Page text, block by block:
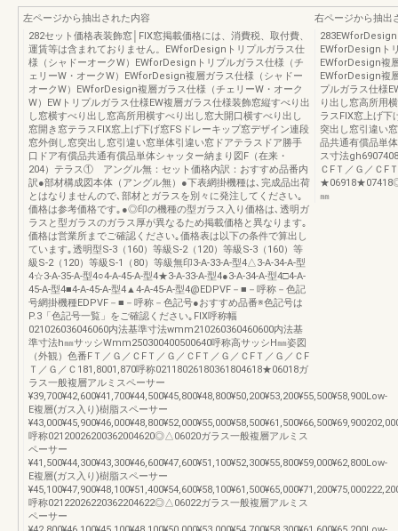
左ページから抽出された内容
282セット価格表装飾窓│FIX窓掲載価格には、消費税、取付費、
運賃等は含まれておりません。EWforDesignトリプルガラス仕
様（シャドーオークW）EWforDesignトリプルガラス仕様（チ
ェリーW・オークW）EWforDesign複層ガラス仕様（シャドー
オークW）EWforDesign複層ガラス仕様（チェリーW・オーク
W）EWトリプルガラス仕様EW複層ガラス仕様装飾窓縦すべり出
し窓横すべり出し窓高所用横すべり出し窓大開口横すべり出し
窓開き窓テラスFIX窓上げ下げ窓FSドレーキップ窓デザイン連段
窓外倒し窓突出し窓引違い窓単体引違い窓ドアテラスドア勝手
口ドア有償品共通有償品単体シャッター納まり図F（在来・
204）テラス① アングル無：セット価格内訳：おすすめ品番内
訳●部材構成図本体（アングル無）●下表網掛機種は､完成品出荷
とはなりませんので､部材とガラスを別々に発注してください｡
価格は参考価格です｡●◎印の機種の型ガラス入り価格は､透明ガ
ラスと型ガラスのガラス厚が異なるため掲載価格と異なります｡
価格は営業所までご確認ください｡価格表は以下の条件で算出し
ています｡透明型S-3（160）等級S-2（120）等級S-3（160）等
級S-2（120）等級S-1（80）等級無印3-A-33-A-型4△3-A-34-A-型
4☆3-A-35-A-型4○4-A-45-A-型4★3-A-33-A-型4●3-A-34-A-型4□4-A-
45-A-型4■4-A-45-A-型4▲4-A-45-A-型4@EDPVF－■－呼称－色記
号網掛機種EDPVF－■－呼称－色記号●おすすめ品番※色記号は
P.3「色記号一覧」をご確認ください｡FIX呼称幅
021026036046060内法基準寸法wmm210260360460600内法基
準寸法h㎜サッシWmm250300400500640呼称高サッシH㎜姿図
（外観）色番FＴ／Ｇ／ＣFＴ／Ｇ／ＣFＴ／Ｇ／ＣFＴ／Ｇ／ＣF
Ｔ／Ｇ／Ｃ181,8001,870呼称02118026180361804618★06018ガ
ラス一般複層アルミスペーサー
¥39,700¥42,600¥41,700¥44,500¥45,800¥48,800¥50,200¥53,200¥55,500¥58,900Low-
E複層(ガス入り)樹脂スペーサー
呼称02120026200362004620◎△06020ガラス一般複層アルミス
ペーサー
¥41,500¥44,300¥43,300¥46,600¥47,600¥51,100¥52,300¥55,800¥59,000¥62,800Low-
E複層(ガス入り)樹脂スペーサー
呼称02122026220362204622◎△06022ガラス一般複層アルミス
ペーサー
右ページから抽出
EWforDesignト
EWforDesign複
EWforDesign複
プルガラス仕様
り出し窓高所用
ラスFIX窓上げ下
突出し窓引違い
品共通有償品単
ス寸法
ＣFＴ／Ｇ／ＣF
㎜